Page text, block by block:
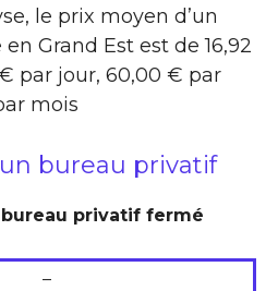
le prix moyen d’un
Grand Est est de 16,92
par jour, 60,00 € par
mois
bureau privatif
privatif fermé
–